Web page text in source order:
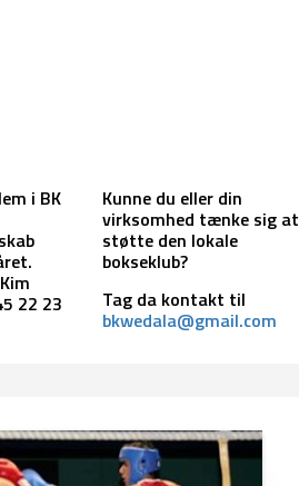
i BK
22 23
Kunne du eller din
virksomhed tænke sig at
støtte den lokale
bokseklub?
Tag da kontakt til
bkwedala@gmail.com